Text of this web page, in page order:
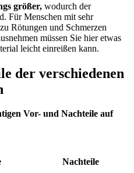
größer, wodurch der
Für Menschen mit sehr
Rötungen und Schmerzen
müssen Sie hier etwas
leicht einreißen kann.
der verschiedenen
Vor- und Nachteile auf
Nachteile